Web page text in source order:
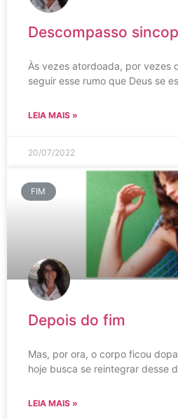
Descompasso
Às vezes atordoada, por vezes
seguir esse rumo que Deus se
LEIA MAIS »
20/07/2022
FIM
Depois do fim
Mas, por ora, o corpo ficou
hoje busca se reintegrar desse
LEIA MAIS »